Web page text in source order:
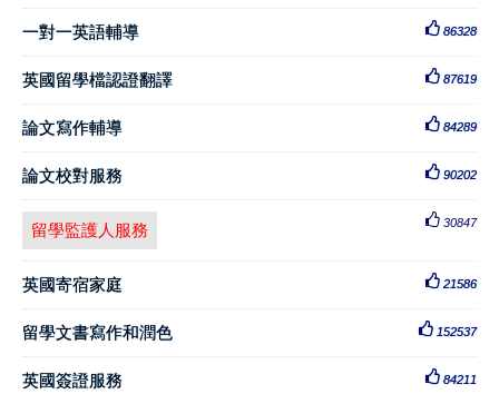
一對一英語輔導 86328
英國留學檔認證翻譯 87619
論文寫作輔導 84289
論文校對服務 90202
留學監護人服務 30847
英國寄宿家庭 21586
留學文書寫作和潤色 152537
英國簽證服務 84211